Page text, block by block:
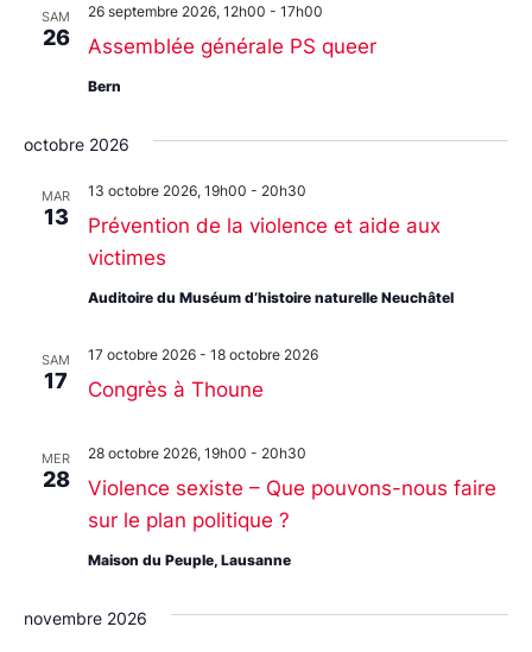
SAM
26 Assemblée générale PS queer
26 septembre 2026, 12h00 - 17h00
Bern
octobre 2026
MAR
13
Prévention de la violence et aide aux
victimes
13 octobre 2026, 19h00 - 20h30
Auditoire du Muséum d’histoire naturelle Neuchâtel
SAM
17 Congrès à Thoune
17 octobre 2026 - 18 octobre 2026
MER
28
Violence sexiste – Que pouvons-nous faire
sur le plan politique ?
28 octobre 2026, 19h00 - 20h30
Maison du Peuple, Lausanne
novembre 2026